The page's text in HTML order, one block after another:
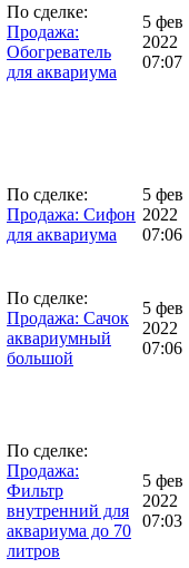
По сделке:
Продажа:
Обогреватель
для аквариума
5 фев
2022
07:07
По сделке:
Продажа: Сифон
для аквариума
5 фев
2022
07:06
По сделке:
Продажа: Сачок
аквариумный
большой
5 фев
2022
07:06
По сделке:
Продажа:
Фильтр
внутренний для
аквариума до 70
литров
5 фев
2022
07:03